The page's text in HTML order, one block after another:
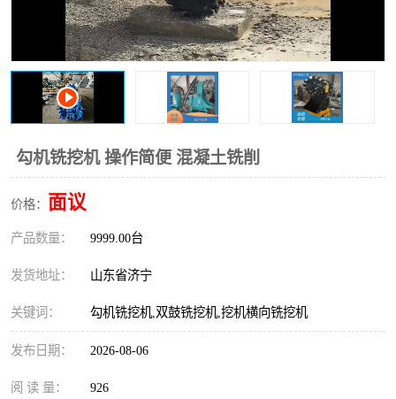
勾机铣挖机 操作简便 混凝土铣削
价格： 面议
产品数量： 9999.00台
发货地址： 山东省济宁
关键词： 勾机铣挖机,双鼓铣挖机,挖机横向铣挖机
发布日期： 2026-08-06
阅 读 量： 926
打桩机 压路机
枕木机 滑移装载机
清扫器
挖树机 拓荒机
滚筒筛
挖掘机破碎斗